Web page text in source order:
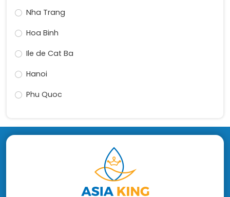
Nha Trang
Hoa Binh
Ile de Cat Ba
Hanoi
Phu Quoc